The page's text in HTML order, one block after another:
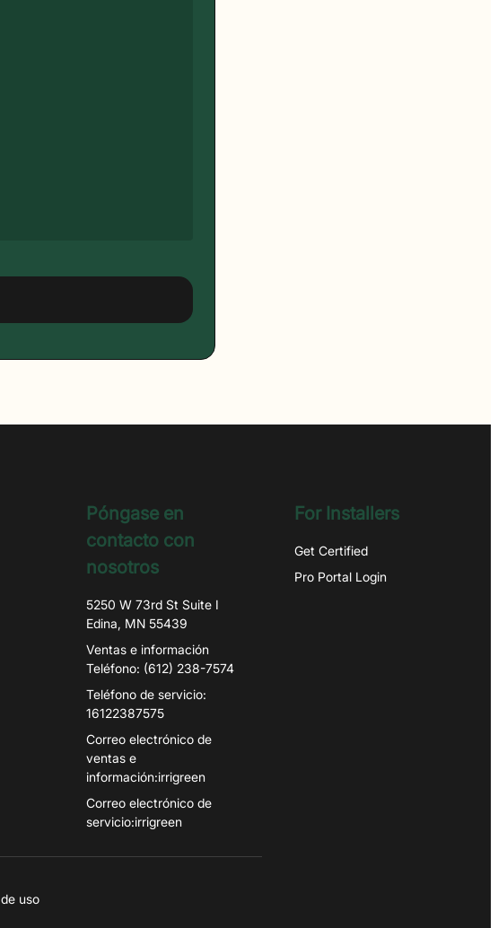
Póngase en
contacto con
nosotros
5250 W 73rd St Suite I
Edina, MN 55439
Ventas e información
Teléfono: (612) 238-7574
Teléfono de servicio:
16122387575
Correo electrónico de
ventas e
información:irrigreen
Correo electrónico de
servicio:irrigreen
For Installers
Get Certified
Pro Portal Login
uso